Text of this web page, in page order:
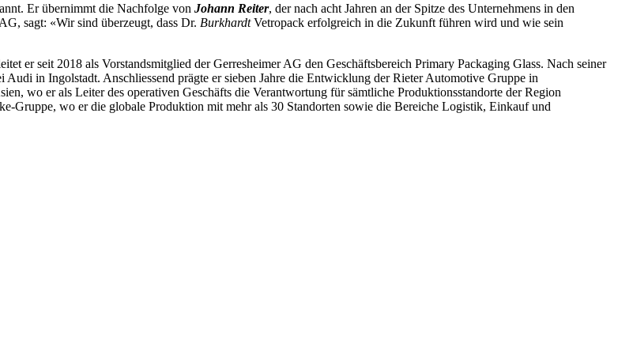
Er übernimmt die Nachfolge von Johann Reiter, der nach acht Jahren an der Spitze des Unternehmens in den
sagt: «Wir sind überzeugt, dass Dr. BurkhardtVetropack erfolgreich in die Zukunft führen wird und wie sein
er seit 2018 als Vorstandsmitglied der Gerresheimer AG den Geschäftsbereich Primary Packaging Glass. Nach seiner
in Ingolstadt. Anschliessend prägte er sieben Jahre die Entwicklung der Rieter Automotive Gruppe in
wo er als Leiter des operativen Geschäfts die Verantwortung für sämtliche Produktionsstandorte der Region
Gruppe, wo er die globale Produktion mit mehr als 30 Standorten sowie die Bereiche Logistik, Einkauf und